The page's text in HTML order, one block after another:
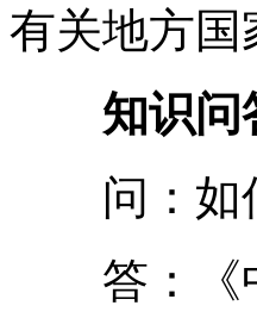
有关地方国
知识问
问：如何
答：《中